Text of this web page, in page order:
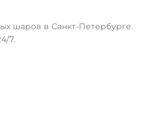
шаров в Санкт-Петербурге.
7.